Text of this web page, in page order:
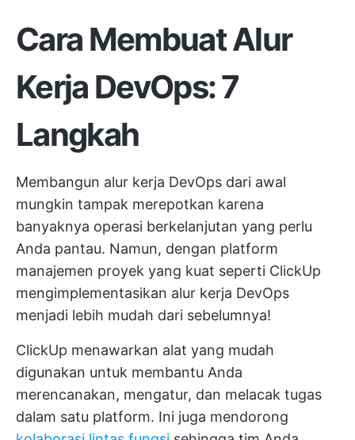
Cara Membuat Alur
Kerja DevOps: 7
Langkah
Membangun alur kerja DevOps dari awal
mungkin tampak merepotkan karena
banyaknya operasi berkelanjutan yang perlu
Anda pantau. Namun, dengan platform
manajemen proyek yang kuat seperti ClickUp
mengimplementasikan alur kerja DevOps
menjadi lebih mudah dari sebelumnya!
ClickUp menawarkan alat yang mudah
digunakan untuk membantu Anda
merencanakan, mengatur, dan melacak tugas
dalam satu platform. Ini juga mendorong